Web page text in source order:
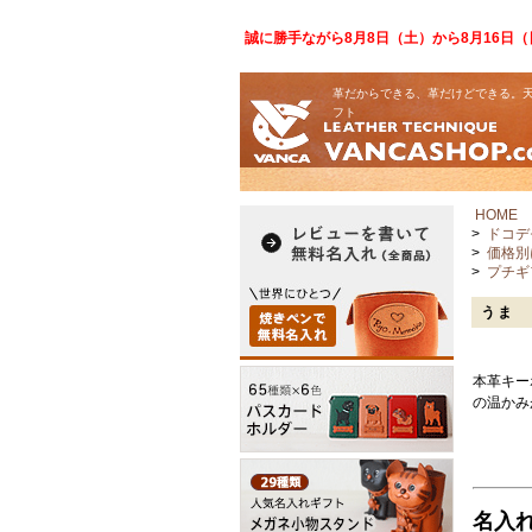
誠に勝手ながら8月8日（土）から8月16日
革だからできる、革だけどできる。
フト
HOME
>
ドコ
> 価格
> プチ
うま
本革キ
の温か
名入